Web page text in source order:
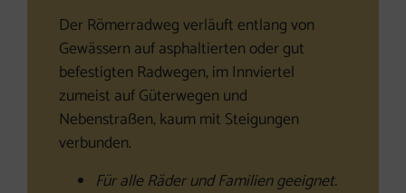
Der Römerradweg verläuft entlang von
Gewässern auf asphaltierten oder gut
befestigten Radwegen, im Innviertel
zumeist auf Güterwegen und
Nebenstraßen, kaum mit Steigungen
verbunden.
Für alle Räder und Familien geeignet.